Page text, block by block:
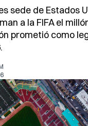
sede de Estados
a la FIFA el
prometió como